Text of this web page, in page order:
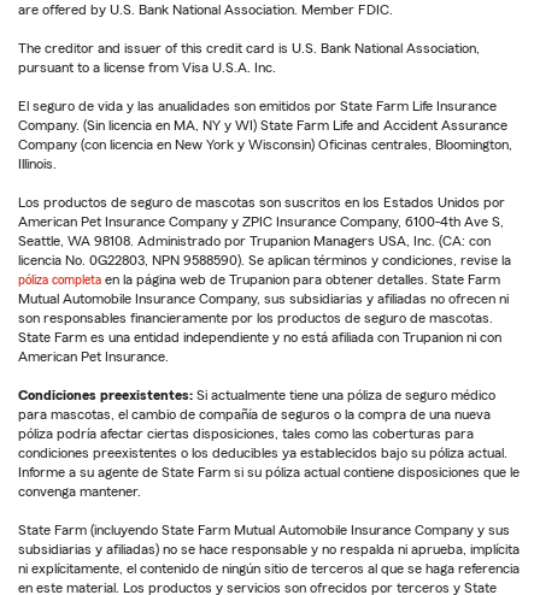
are offered by U.S. Bank National Association. Member FDIC.
The creditor and issuer of this credit card is U.S. Bank National Association,
pursuant to a license from Visa U.S.A. Inc.
El seguro de vida y las anualidades son emitidos por State Farm Life Insurance
Company. (Sin licencia en MA, NY y WI) State Farm Life and Accident Assurance
Company (con licencia en New York y Wisconsin) Oficinas centrales, Bloomington,
Illinois.
Los productos de seguro de mascotas son suscritos en los Estados Unidos por
American Pet Insurance Company y ZPIC Insurance Company, 6100-4th Ave S,
Seattle, WA 98108. Administrado por Trupanion Managers USA, Inc. (CA: con
licencia No. 0G22803, NPN 9588590). Se aplican términos y condiciones, revise la
póliza completa en la página web de Trupanion para obtener detalles. State Farm
Mutual Automobile Insurance Company, sus subsidiarias y afiliadas no ofrecen ni
son responsables financieramente por los productos de seguro de mascotas.
State Farm es una entidad independiente y no está afiliada con Trupanion ni con
American Pet Insurance.
Condiciones preexistentes: Si actualmente tiene una póliza de seguro médico
para mascotas, el cambio de compañía de seguros o la compra de una nueva
póliza podría afectar ciertas disposiciones, tales como las coberturas para
condiciones preexistentes o los deducibles ya establecidos bajo su póliza actual.
Informe a su agente de State Farm si su póliza actual contiene disposiciones que le
convenga mantener.
State Farm (incluyendo State Farm Mutual Automobile Insurance Company y sus
subsidiarias y afiliadas) no se hace responsable y no respalda ni aprueba, implícita
ni explícitamente, el contenido de ningún sitio de terceros al que se haga referencia
en este material. Los productos y servicios son ofrecidos por terceros y State